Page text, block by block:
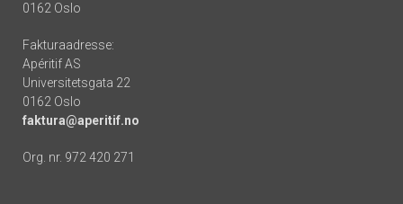
0162 Oslo
Fakturaadresse:
Apéritif AS
Universitetsgata 22
0162 Oslo
faktura@aperitif.no
Org. nr. 972 420 271